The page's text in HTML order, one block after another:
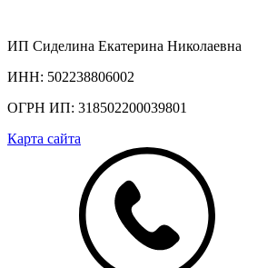
ИП Сиделина Екатерина Николаевна
ИНН: 502238806002
ОГРН ИП: 318502200039801
Карта сайта